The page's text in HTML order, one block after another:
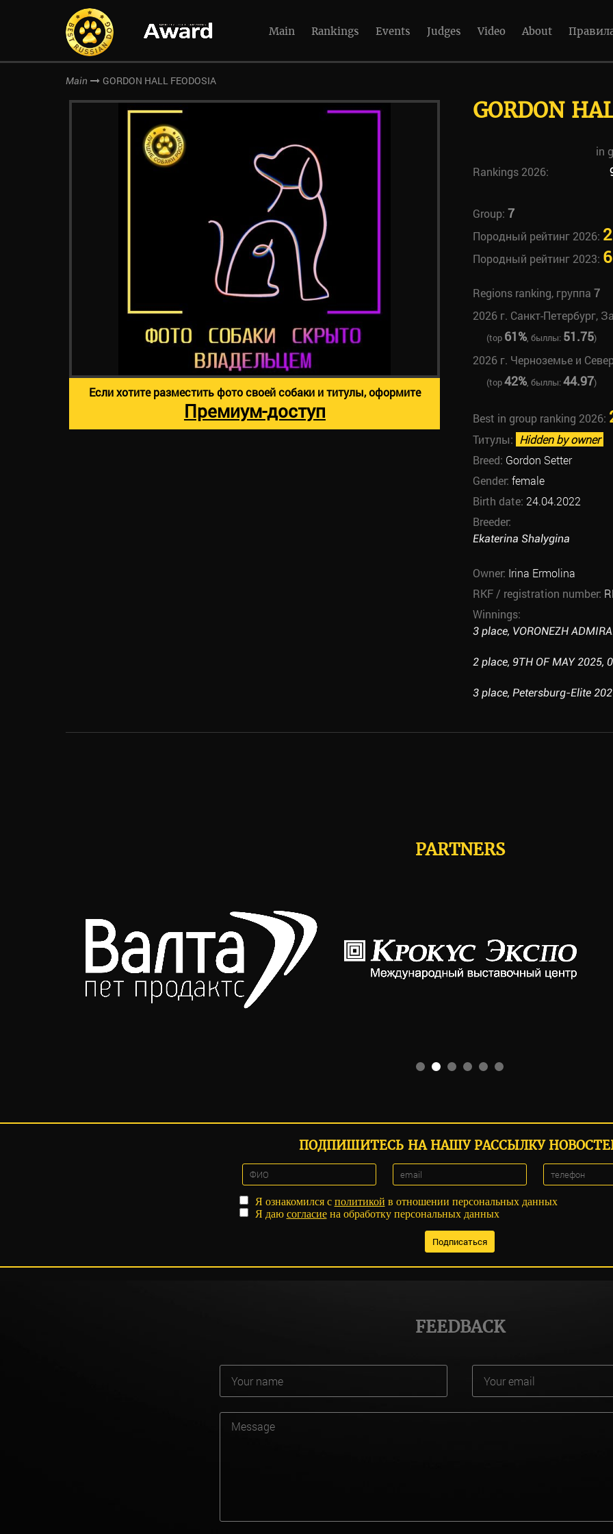
Main Rankings Events Judges Video About
Main GORDON HALL FEODOSIA
GORDON
in
Rankings 2026:
Group: 7
Породный рейтинг 2026: 2
Породный рейтинг 2023: 6
Regions ranking, группа 7
2026 г. Санкт-Петербург,
(top 61%, быллы: 51.75)
2026 г. Черноземье и
(top42%, быллы:44.97)
Best in group ranking 2026:
Титулы: Hidden by owner
Breed: Gordon Setter
Gender: female
Birth date: 24.04.2022
Breeder:
Ekaterina Shalygina
Owner: Irina Ermolina
RKF / registration number:
Winnings:
3 place, VORONEZH
2 place, 9TH OF MAY 2025,
3 place, Petersburg-Elite
Если хотите разместить фото своей собаки и титулы, оформите
Премиум-доступ
PARTNERS
ПОДПИШИТЕСЬ НА НАШУ РАССЫЛКУ
Я ознакомился с политикой в отношении персональных данных
Я даю согласиена обработку персональных данных
FEEDBACK